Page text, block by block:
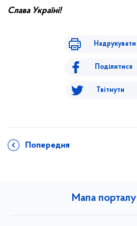
Слава Україні!
Надрукувати
Поділитися
Твітнути
Попередня
Мапа порталу